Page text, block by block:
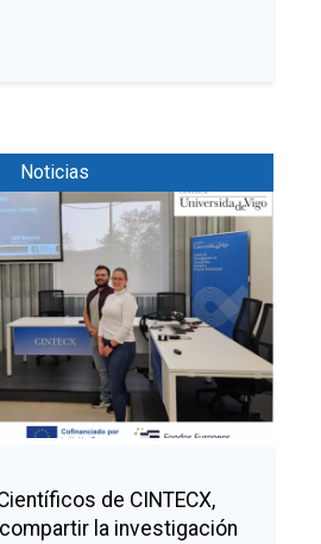
Noticias
de CINTECX,
la investigación